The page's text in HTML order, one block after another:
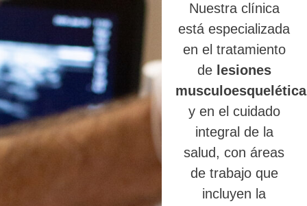
Nuestra clínica
está especializada
en el tratamiento
de lesiones
y en el cuidado
integral de la
salud, con áreas
de trabajo que
incluyen la